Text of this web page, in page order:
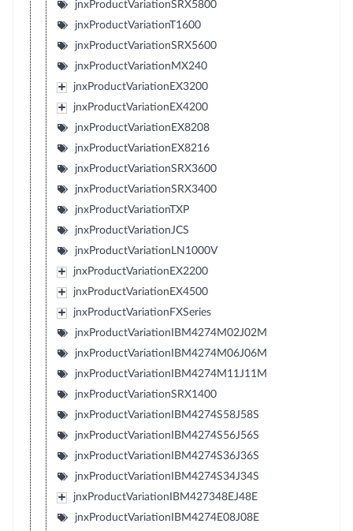
jnxProductVariationSRX5800
jnxProductVariationT1600
jnxProductVariationSRX5600
jnxProductVariationMX240
jnxProductVariationEX3200
jnxProductVariationEX4200
jnxProductVariationEX8208
jnxProductVariationEX8216
jnxProductVariationSRX3600
jnxProductVariationSRX3400
jnxProductVariationTXP
jnxProductVariationJCS
jnxProductVariationLN1000V
jnxProductVariationEX2200
jnxProductVariationEX4500
jnxProductVariationFXSeries
jnxProductVariationIBM4274M02J02M
jnxProductVariationIBM4274M06J06M
jnxProductVariationIBM4274M11J11M
jnxProductVariationSRX1400
jnxProductVariationIBM4274S58J58S
jnxProductVariationIBM4274S56J56S
jnxProductVariationIBM4274S36J36S
jnxProductVariationIBM4274S34J34S
jnxProductVariationIBM427348EJ48E
jnxProductVariationIBM4274E08J08E